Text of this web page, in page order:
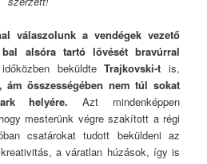
válaszolunk a vendégek vezető
alsóra tartó lövését bravúrral
időközben beküldteTrajkovski-t is,
összességében nem túl sokat
helyére. Azt mindenképpen
mesterünk végre szakított a régi
csatárokat tudott beküldeni az
a váratlan húzások, így is